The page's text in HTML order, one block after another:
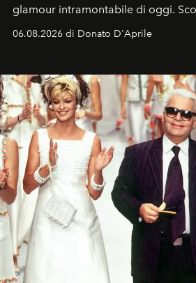
glamour intramontabile di oggi.
Italia la sua style evolution.
06.08.2026 di Donato D'Aprile